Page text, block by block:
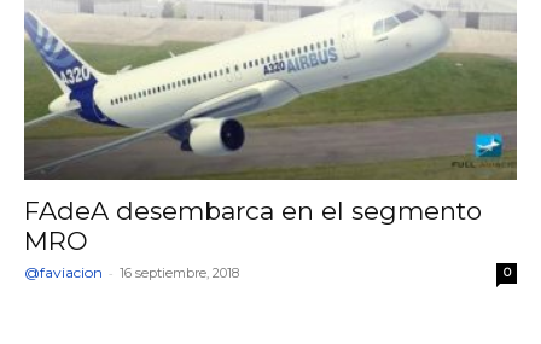
FAdeA desembarca en el segmento
MRO
@faviacion - 16 septiembre, 2018 0